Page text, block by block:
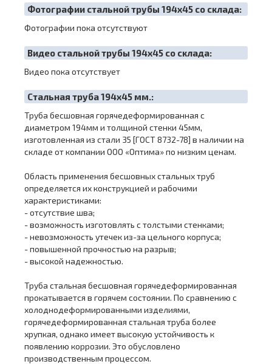
Фотографии стальной трубы 194х45 со склада:
Фотографии пока отсутствуют
Видео стальной трубы 194х45 со склада:
Видео пока отсутствует
Cтальная труба 194х45 мм.:
Труба бесшовная горячедеформированная с
диаметром 194мм и толщиной стенки 45мм,
изготовленная из стали 35 [ГОСТ 8732-78] в наличии на
складе от компании ООО «Оптима» по низким ценам.
Область применения бесшовных стальных труб
определяется их конструкцией и рабочими
характеристиками:
- отсутствие шва;
- возможность изготовлять с толстыми стенками;
- невозможность утечек из-за цельного корпуса;
- повышенной прочностью на разрыв;
- высокой надежностью.
Труба стальная бесшовная горячедеформированная
прокатывается в горячем состоянии. По сравнению с
холоднодеформированными изделиями,
горячедеформированная стальная труба более
хрупкая, однако имеет высокую устойчивость к
появлению коррозии. Это обусловлено
производственным процессом.